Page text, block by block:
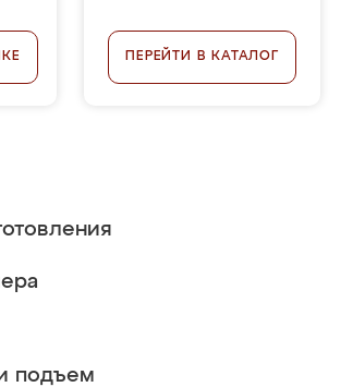
ПЕРЕЙТИ В КАТАЛОГ
подъем